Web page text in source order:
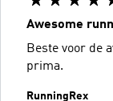
Awesome
Beste voor de
prima.
RunningRex